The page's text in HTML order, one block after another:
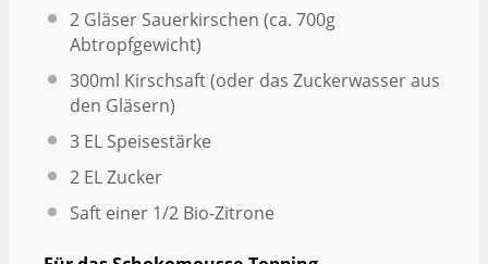
2 Gläser Sauerkirschen (ca. 700g
Abtropfgewicht)
300ml Kirschsaft (oder das Zuckerwasser aus
den Gläsern)
3 EL Speisestärke
2 EL Zucker
Saft einer 1/2 Bio-Zitrone